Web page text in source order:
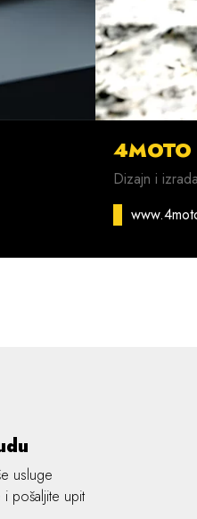
4MOTO
Dizajn i
usluge
pošaljite upit